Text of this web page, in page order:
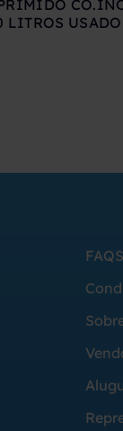
LITROS USADO
FAQS